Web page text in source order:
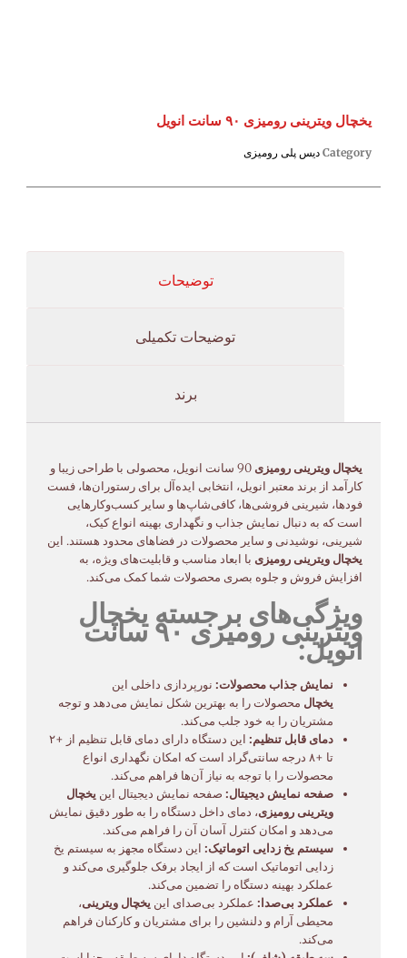
یخچال ویترینی رومیزی ۹۰ سانت انویل
Category دیس پلی رومیزی
توضیحات
توضیحات تکمیلی
برند
یخچال ویترینی رومیزی
90 سانت انویل، محصولی با طراحی زیبا و
کارآمد از برند معتبر انویل، انتخابی ایده‌آل برای رستوران‌ها، فست
فودها، شیرینی فروشی‌ها، کافی‌شاپ‌ها و سایر کسب‌وکارهایی
است که به دنبال نمایش جذاب و نگهداری بهینه انواع کیک،
شیرینی، نوشیدنی و سایر محصولات در فضاهای محدود هستند. این
یخچال ویترینی رومیزی با ابعاد مناسب و قابلیت‌های ویژه، به
افزایش فروش و جلوه بصری محصولات شما کمک می‌کند.
ویژگی‌های برجسته یخچال
ویترینی رومیزی ۹۰ سانت
انویل:
نمایش جذاب محصولات: نورپردازی داخلی این
یخچال محصولات را به بهترین شکل نمایش می‌دهد و توجه
مشتریان را به خود جلب می‌کند.
دمای قابل تنظیم:
این دستگاه دارای دمای قابل تنظیم از +۲
تا +۸ درجه سانتی‌گراد است که امکان نگهداری انواع
محصولات را با توجه به نیاز آن‌ها فراهم می‌کند.
صفحه نمایش دیجیتال: صفحه نمایش دیجیتال این یخچال
ویترینی رومیزی، دمای داخل دستگاه را به طور دقیق نمایش
می‌دهد و امکان کنترل آسان آن را فراهم می‌کند.
سیستم یخ زدایی اتوماتیک: این دستگاه مجهز به سیستم یخ
زدایی اتوماتیک است که از ایجاد برفک جلوگیری می‌کند و
عملکرد بهینه دستگاه را تضمین می‌کند.
عملکرد بی‌صدا: عملکرد بی‌صدای این یخچال ویترینی،
محیطی آرام و دلنشین را برای مشتریان و کارکنان فراهم
می‌کند.